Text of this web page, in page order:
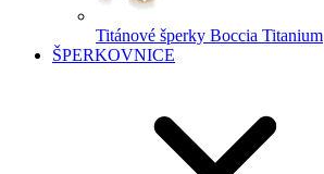
Titánové šperky Boccia Titanium
ŠPERKOVNICE